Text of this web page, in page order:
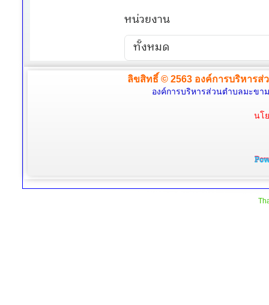
ลิขสิทธิ์ © 2563 องค์การบริหาร
องค์การบริหารส่วนตำบลมะขา
นโ